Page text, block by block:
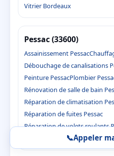
Vitrier Bordeaux
Pessac (33600)
Assainissement Pessac
Débouchage de canalisations
Peinture PessacPlombier
Rénovation de salle de bain
Réparation de climatisation
Réparation de fuites Pessac
Réparation de volets roulants
Vidange bac à graisses Pessac
📞Appeler